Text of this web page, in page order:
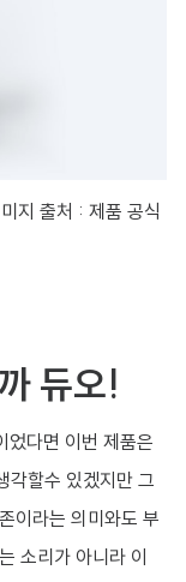
지 출처 : 제품 공식
듀오!
었다면 이번 제품은
각할수 있겠지만 그
이라는 의미와도 부
소리가 아니라 이